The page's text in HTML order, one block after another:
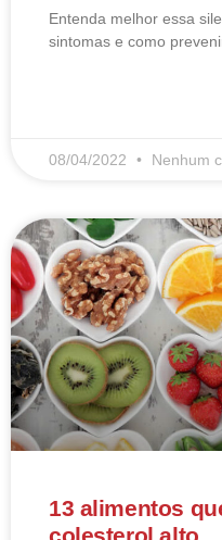
Entenda melhor essa
sintomas e como
08/04/2022 Nenhum
13 alimentos